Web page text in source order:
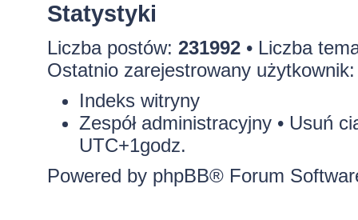
Statystyki
Liczba postów: 231992• Liczba
Ostatnio zarejestrowany
Indeks witryny
Zespół administracyjny• Usuń
UTC+1godz.
Powered by phpBB® Forum